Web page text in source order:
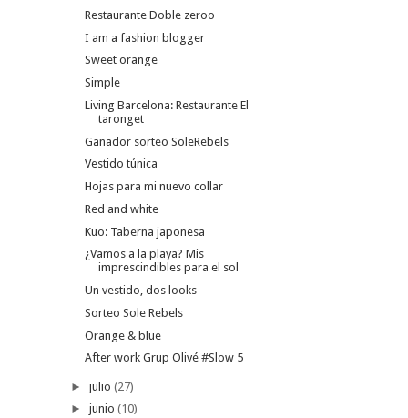
Restaurante Doble zeroo
I am a fashion blogger
Sweet orange
Simple
Living Barcelona: Restaurante El
taronget
Ganador sorteo SoleRebels
Vestido túnica
Hojas para mi nuevo collar
Red and white
Kuo: Taberna japonesa
¿Vamos a la playa? Mis
imprescindibles para el sol
Un vestido, dos looks
Sorteo Sole Rebels
Orange & blue
After work Grup Olivé #Slow 5
► julio (27)
► junio (10)